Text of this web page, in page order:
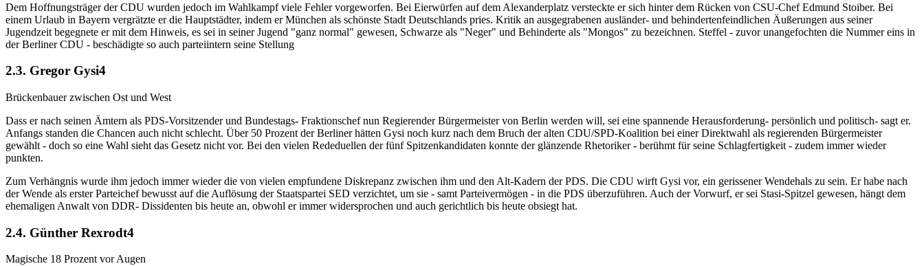
Dem Hoffnungsträger der CDU wurden jedoch im Wahlkampf viele Fehler vorgeworfen. Bei Eierwürfen auf dem Alexanderplatz versteckte er sich hinter dem Rücken von CSU-Chef Edmund Stoiber. Bei
einem Urlaub in Bayern vergrätzte er die Hauptstädter, indem er München als schönste Stadt Deutschlands pries. Kritik an ausgegrabenen ausländer- und behindertenfeindlichen Äußerungen aus seiner
Jugendzeit begegnete er mit dem Hinweis, es sei in seiner Jugend "ganz normal" gewesen, Schwarze als "Neger" und Behinderte als "Mongos" zu bezeichnen. Steffel - zuvor unangefochten die Nummer eins in
der Berliner CDU - beschädigte so auch parteiintern seine Stellung
2.3. Gregor Gysi4
Brückenbauer zwischen Ost und West
Dass er nach seinen Ämtern als PDS-Vorsitzender und Bundestags- Fraktionschef nun Regierender Bürgermeister von Berlin werden will, sei eine spannende Herausforderung- persönlich und politisch- sagt er.
Anfangs standen die Chancen auch nicht schlecht. Über 50 Prozent der Berliner hätten Gysi noch kurz nach dem Bruch der alten CDU/SPD-Koalition bei einer Direktwahl als regierenden Bürgermeister
gewählt - doch so eine Wahl sieht das Gesetz nicht vor. Bei den vielen Rededuellen der fünf Spitzenkandidaten konnte der glänzende Rhetoriker - berühmt für seine Schlagfertigkeit - zudem immer wieder
punkten.
Zum Verhängnis wurde ihm jedoch immer wieder die von vielen empfundene Diskrepanz zwischen ihm und den Alt-Kadern der PDS. Die CDU wirft Gysi vor, ein gerissener Wendehals zu sein. Er habe nach
der Wende als erster Parteichef bewusst auf die Auflösung der Staatspartei SED verzichtet, um sie - samt Parteivermögen - in die PDS überzuführen. Auch der Vorwurf, er sei Stasi-Spitzel gewesen, hängt dem
ehemaligen Anwalt von DDR- Dissidenten bis heute an, obwohl er immer widersprochen und auch gerichtlich bis heute obsiegt hat.
2.4. Günther Rexrodt4
Magische 18 Prozent vor Augen